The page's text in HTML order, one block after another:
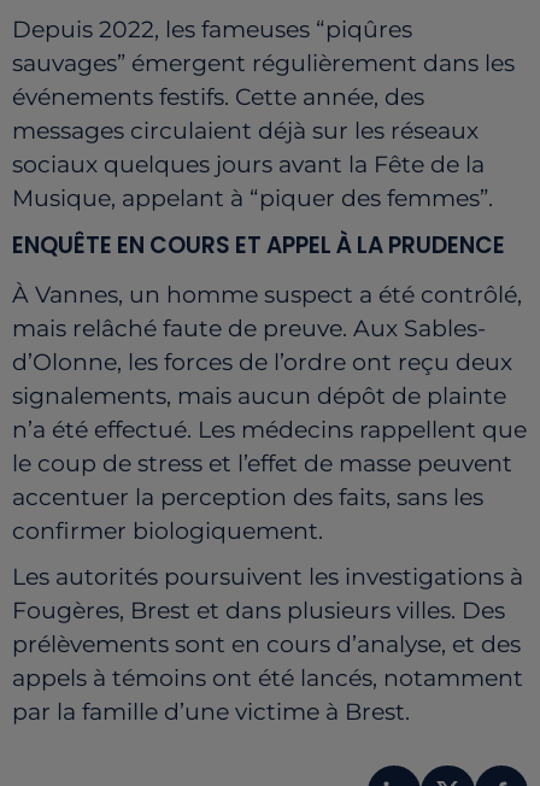
Depuis 2022, les fameuses “piqûres
sauvages” émergent régulièrement dans les
événements festifs. Cette année, des
messages circulaient déjà sur les réseaux
sociaux quelques jours avant la Fête de la
Musique, appelant à “piquer des femmes”.
ENQUÊTE EN COURS ET APPEL À LA PRUDENCE
À Vannes, un homme suspect a été contrôlé,
mais relâché faute de preuve. Aux Sables-
d’Olonne, les forces de l’ordre ont reçu deux
signalements, mais aucun dépôt de plainte
n’a été effectué. Les médecins rappellent que
le coup de stress et l’effet de masse peuvent
accentuer la perception des faits, sans les
confirmer biologiquement.
Les autorités poursuivent les investigations à
Fougères, Brest et dans plusieurs villes. Des
prélèvements sont en cours d’analyse, et des
appels à témoins ont été lancés, notamment
par la famille d’une victime à Brest.